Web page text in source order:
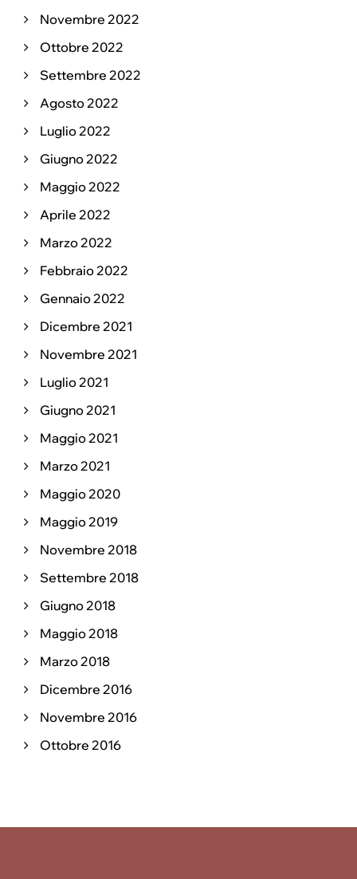
Novembre 2022
Ottobre 2022
Settembre 2022
Agosto 2022
Luglio 2022
Giugno 2022
Maggio 2022
Aprile 2022
Marzo 2022
Febbraio 2022
Gennaio 2022
Dicembre 2021
Novembre 2021
Luglio 2021
Giugno 2021
Maggio 2021
Marzo 2021
Maggio 2020
Maggio 2019
Novembre 2018
Settembre 2018
Giugno 2018
Maggio 2018
Marzo 2018
Dicembre 2016
Novembre 2016
Ottobre 2016